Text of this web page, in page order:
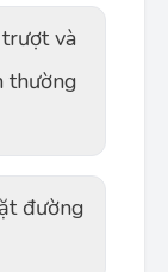
và
thường
đường